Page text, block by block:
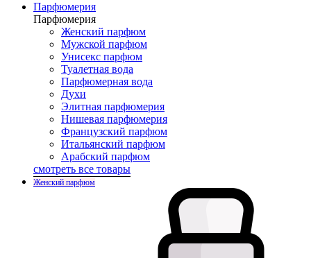
Парфюмерия
Парфюмерия
Женский парфюм
Мужской парфюм
Унисекс парфюм
Туалетная вода
Парфюмерная вода
Духи
Элитная парфюмерия
Нишевая парфюмерия
Французский парфюм
Итальянский парфюм
Арабский парфюм
смотреть все товары
Женский парфюм